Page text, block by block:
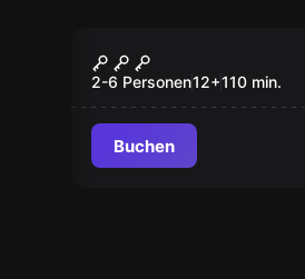
Blackout
2-6 Personen12+110 min.
Buchen